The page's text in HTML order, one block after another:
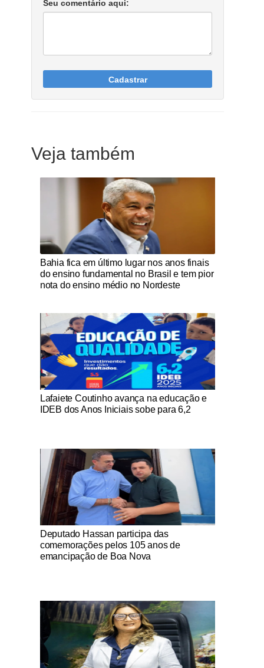
Seu comentário aqui:
Cadastrar
Veja também
Notícias Católicas
Bahia fica em último lugar nos anos finais
do ensino fundamental no Brasil e tem pior
nota do ensino médio no Nordeste
Notícias Católicas
Lafaiete Coutinho avança na educação e
IDEB dos Anos Iniciais sobe para 6,2
Notícias Católicas
Deputado Hassan participa das
comemorações pelos 105 anos de
emancipação de Boa Nova